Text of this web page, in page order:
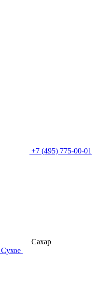
+7 (495) 775-00-01
Сахар
Сухое